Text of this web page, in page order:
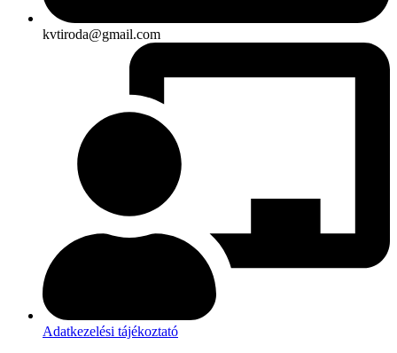
kvtiroda@gmail.com
Adatkezelési tájékoztató